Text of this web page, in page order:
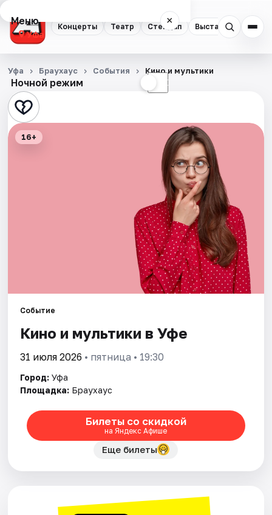
Концерты Театр Стендап Выставки
Меню ×
Уфа
Концерты
Театр
Стендап
Артисты
Рейтинги
Ночной режим ☾
Уфа Браухаус События Кино и мультики
16+
Событие
Кино и мультики в Уфе
31 июля 2026 • пятница • 19:30
Город: Уфа
Площадка: Браухаус
Билеты со скидкой
на Яндекс Афише
Еще билеты